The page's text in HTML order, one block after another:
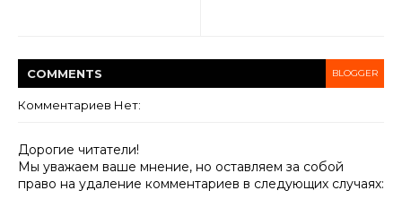
COMMENTS BLOGGER
Комментариев Нет:
Дорогие читатели!
Мы уважаем ваше мнение, но оставляем за собой
право на удаление комментариев в следующих случаях: